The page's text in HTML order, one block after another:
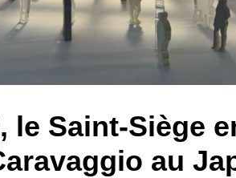
le Saint-Siège
au